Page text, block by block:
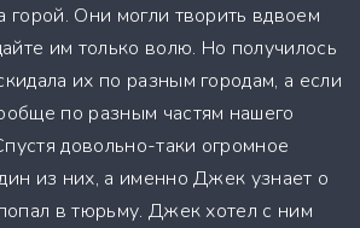
горой. Они могли творить вдвоем
им только волю. Но получилось
их по разным городам, а если
по разным частям нашего
довольно-таки огромное
из них, а именно Джек узнает о
в тюрьму. Джек хотел с ним